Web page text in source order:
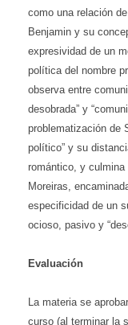
como una relación
Benjamin y su
expresividad de un
política del nombre
observa entre
desobrada” y
problematización de
político” y su
romántico, y culmina
Moreiras,
especificidad de un
ocioso, pasivo y
Evaluación
La materia se
curso (al terminar la